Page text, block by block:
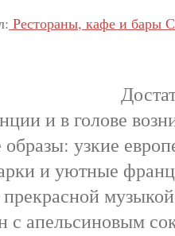
Рестораны, кафе и бары
и в голове
образы: узкие
и уютные
с апельсиновым